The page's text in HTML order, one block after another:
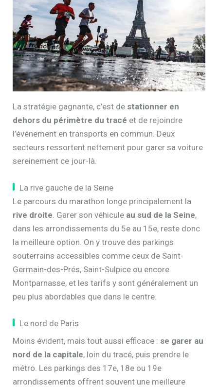
La stratégie gagnante, c’est de stationner en
dehors du périmètre du tracé et de rejoindre
l’événement en transports en commun. Deux
secteurs ressortent nettement pour garer sa voiture
sereinement ce jour-là.
La rive gauche de la Seine
Le parcours du marathon longe principalement la
rive droite . Garer son véhicule au sud de la Seine,
dans les arrondissements du 5e au 15e, reste donc
la meilleure option. On y trouve des parkings
souterrains accessibles comme ceux de Saint-
Germain-des-Prés, Saint-Sulpice ou encore
Montparnasse, et les tarifs y sont généralement un
peu plus abordables que dans le centre.
Le nord de Paris
Moins évident, mais tout aussi efficace : se garer au
nord de la capitale, loin du tracé, puis prendre le
métro. Les parkings des 17e, 18e ou 19e
arrondissements offrent souvent une meilleure